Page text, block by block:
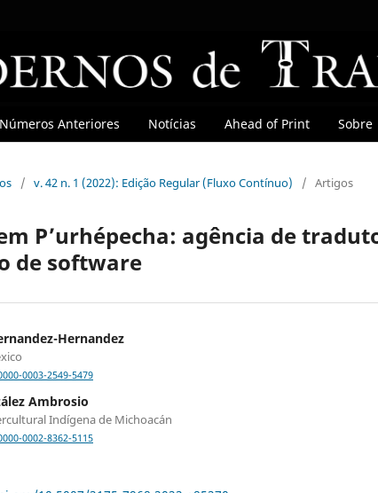
Números Anteriores Notícias Ahead of Print Sobre
/ v. 42 n. 1 (2022): Edição Regular (Fluxo Contínuo) / Artigos
P’urhépecha: agência de
de software
Hernandez
0003-2549-5479
Ambrosio
Indígena de Michoacán
0002-8362-5115